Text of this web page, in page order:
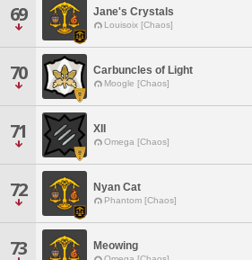
69 Jane's Crystals
Louisoix [Chaos]
70 Carbuncles of Light
Moogle [Chaos]
71 XII
Omega [Chaos]
72 Nyan Cat
Phantom [Chaos]
73 Meowing